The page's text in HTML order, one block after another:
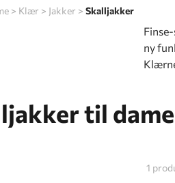
Klær Jakker Skalljakker
ny
til dame
1